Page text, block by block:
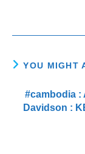
YOU MIGHT
#cambodia :
Davidson :